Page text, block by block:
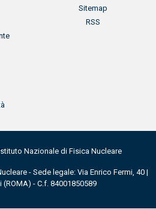
Sitemap
RSS
Nazionale di Fisica Nucleare
- Sede legale: Via Enrico Fermi, 40 |
(ROMA) - C.f. 84001850589